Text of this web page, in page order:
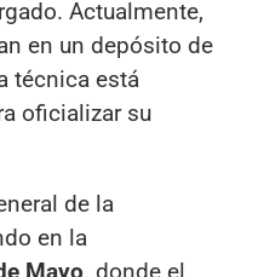
Actualmente,
en un depósito de
técnica está
oficializar su
de la
en la